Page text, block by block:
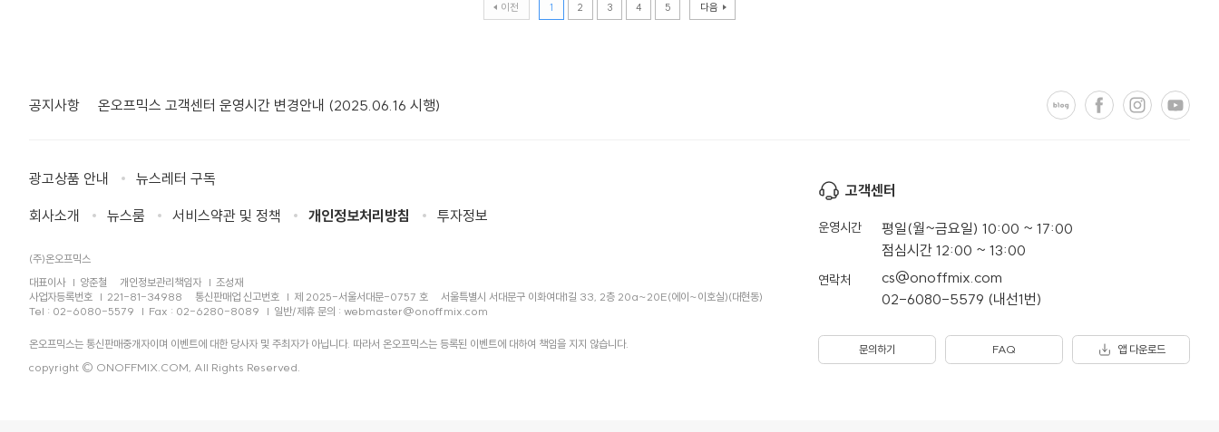
이전 1 2 3 4 5 다음
공지사항 온오프믹스 고객센터 운영시간 변경안내 (2025.06.16 시행)
광고상품 안내 뉴스레터 구독
회사소개 뉴스룸 서비스약관 및 정책 개인정보처리방침 투자정보
(주)온오프믹스
대표이사
양준철 개인정보관리책임자
조성재
사업자등록번호
221-81-34988 통신판매업 신고번호 제 2025-서울서대문-0757 호
서울특별시 서대문구 이화여대1길 33, 2층 20a~20E(에이~이호실)(대현동)
Tel : 02-6080-5579
Fax : 02-6280-8089 일반/제휴 문의 : webmaster@onoffmix.com
온오프믹스는 통신판매중개자이며 이벤트에 대한 당사자 및 주최자가 아닙니다. 따라서 온오프믹스는 등록된 이벤트에 대하여 책임을 지지 않습니다.
copyright © ONOFFMIX.COM, All Rights Reserved.
고객센터
운영시간
평일(월~금요일) 10:00 ~ 17:00
점심시간 12:00 ~ 13:00
연락처
cs@onoffmix.com
02-6080-5579 (내선1번)
문의하기 FAQ 앱 다운로드